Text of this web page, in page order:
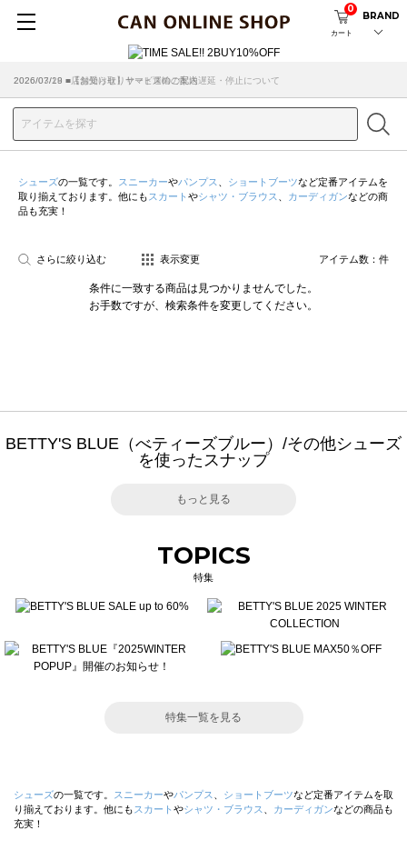
カート
0
BRAND
2026/07/29 ■【お知らせ】ヤマト運輸の配送遅延・停止について
2026/03/18 ■店舗受け取りサービスのご案内
シューズの一覧です。 スニーカーやパンプス ショートブーツなど定番アイテムを
取り揃えております。他にも スカート やシャツ・ブラウス カーディガンなどの商
品も充実！
さらに絞り込む 表示変更 アイテム数： 件
条件に一致する商品は見つかりませんでした。
お手数ですが、検索条件を変更してください。
BETTY'S BLUE（べティーズブルー）/その他シューズ
を使ったスナップ
もっと見る
TOPICS
特集
特集一覧を見る
シューズの一覧です。 スニーカーやパンプス ショートブーツなど定番アイテムを取
り揃えております。他にも スカート やシャツ・ブラウス カーディガンなどの商品も
充実！